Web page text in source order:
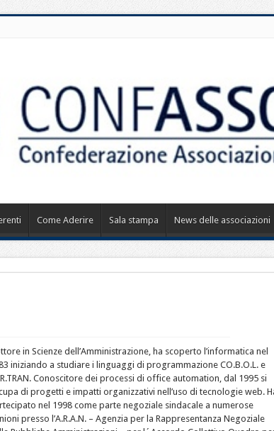
Come Aderire Sala stampa News delle associazioni
in Scienze dell’Amministrazione, ha scoperto l’informatica nel
iniziando a studiare i linguaggi di programmazione CO.B.O.L. e
Conoscitore dei processi di office automation, dal 1995 si
di progetti e impatti organizzativi nell’uso di tecnologie web.
nel 1998 come parte negoziale sindacale a numerose
presso l’A.R.A.N. – Agenzia per la Rappresentanza Negoziale